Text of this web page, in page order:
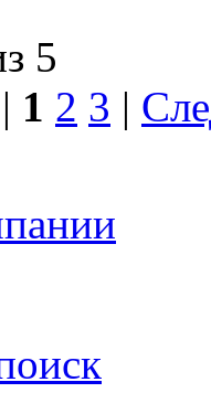
5
1 2 3 |